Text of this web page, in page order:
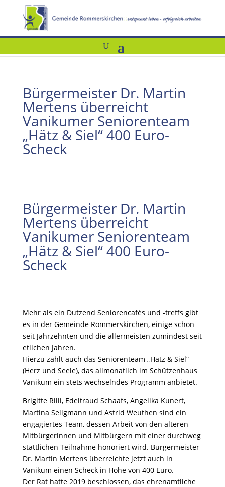
Bürgermeister Dr. Martin
Mertens überreicht
Vanikumer Seniorenteam
„Hätz & Siel“ 400 Euro-
Scheck
Bürgermeister Dr. Martin
Mertens überreicht
Vanikumer Seniorenteam
„Hätz & Siel“ 400 Euro-
Scheck
Mehr als ein Dutzend Seniorencafés und -treffs gibt
es in der Gemeinde Rommerskirchen, einige schon
seit Jahrzehnten und die allermeisten zumindest seit
etlichen Jahren.
Hierzu zählt auch das Seniorenteam „Hätz & Siel“
(Herz und Seele), das allmonatlich im Schützenhaus
Vanikum ein stets wechselndes Programm anbietet.
Brigitte Rilli, Edeltraud Schaafs, Angelika Kunert,
Martina Seligmann und Astrid Weuthen sind ein
engagiertes Team, dessen Arbeit von den älteren
Mitbürgerinnen und Mitbürgern mit einer durchweg
stattlichen Teilnahme honoriert wird. Bürgermeister
Dr. Martin Mertens überreichte jetzt auch in
Vanikum einen Scheck in Höhe von 400 Euro.
Der Rat hatte 2019 beschlossen, das ehrenamtliche